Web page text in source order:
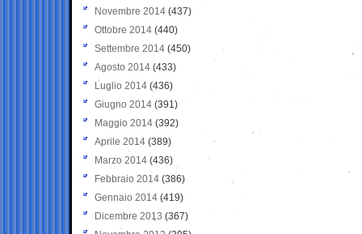
Novembre 2014 (437)
Ottobre 2014 (440)
Settembre 2014 (450)
Agosto 2014 (433)
Luglio 2014 (436)
Giugno 2014 (391)
Maggio 2014 (392)
Aprile 2014 (389)
Marzo 2014 (436)
Febbraio 2014 (386)
Gennaio 2014 (419)
Dicembre 2013 (367)